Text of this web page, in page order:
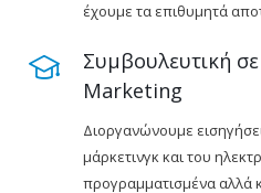
έχουμε τα επιθυμητά
Συμβουλευτική
Marketing
Διοργανώνουμε
μάρκετινγκ και του
προγραμματισμένα αλλά